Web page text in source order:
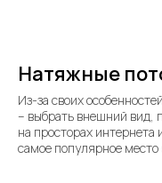
Натяжные
Из-за своих
– выбрать внешний вид,
на просторах интернета
самое популярное место